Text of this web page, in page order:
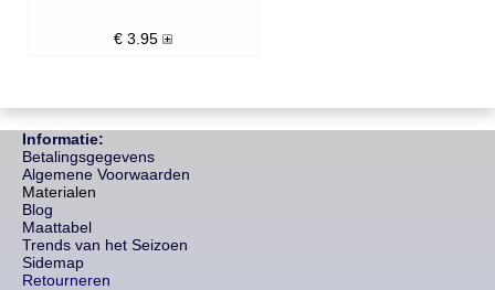
€ 3.95
Informatie:
Betalingsgegevens
Algemene Voorwaarden
Materialen
Blog
Maattabel
Trends van het Seizoen
Sidemap
Retourneren